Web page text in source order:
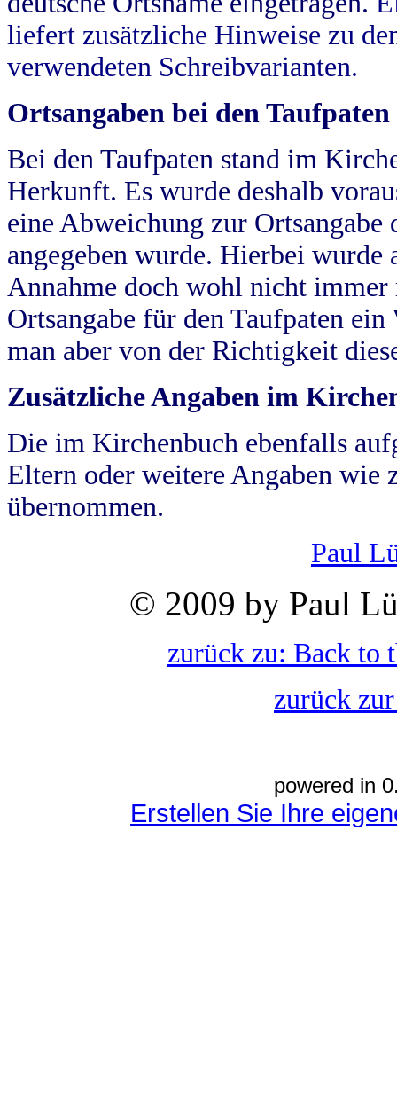
liefert zusätzliche Hinweise zu
verwendeten Schreibvarianten.
Ortsangaben bei den Taufpaten
Bei den Taufpaten stand im
Herkunft. Es wurde deshalb
eine Abweichung zur
angegeben wurde. Hierbei wurde
Annahme doch wohl nicht
Ortsangabe für den Taufpaten
man aber von der Richtigkeit
Zusätzliche Angaben im
Die im Kirchenbuch ebenfalls
Eltern oder weitere Angaben wie
übernommen.
Paul
© 2009 by Paul
zurück zu: Back to
zurück
powered in
Erstellen Sie Ihre